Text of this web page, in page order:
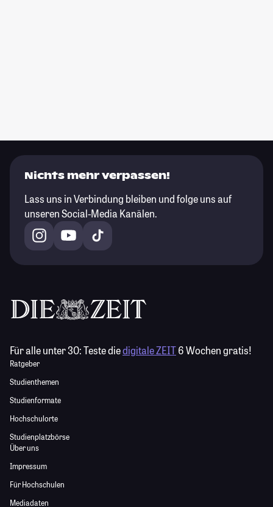
Nichts mehr verpassen!
Lass uns in Verbindung bleiben und folge uns auf
unseren Social-Media Kanälen.
Für alle unter 30:Teste diedigitale ZEIT6 Wochen gratis!
Ratgeber
Studienthemen
Studienformate
Hochschulorte
Studienplatzbörse
Über uns
Impressum
Für Hochschulen
Mediadaten